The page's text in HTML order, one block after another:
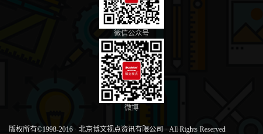
Comparator 函数式接口 ......................................................139
便利的工厂方法 ..................................................................142
第 16 章 泛型框架 ................................................143
泛型类与接口 ......................................................................143
具有泛型的构造器 ..............................................................144
替换原则 .............................................................................145
类型参数、通配符与边界 ...................................................145
Get 和 Put 原则 ....................................................................146
泛型具体化..........................................................................147
非泛型类型中的泛型方法 ...................................................148
第 17 章 Java 脚本 API ........................................149
微信公众号
微博
版权所有©1998-2016 · 北京博文视点资讯有限公司 · All Rights Reserved